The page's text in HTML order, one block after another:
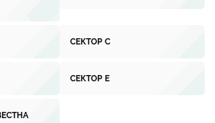
СЕКТОР С
СЕКТОР Е